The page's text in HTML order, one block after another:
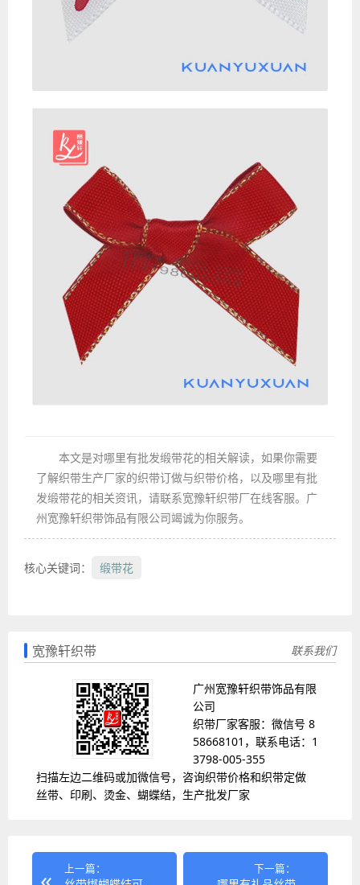
本文是对哪里有批发缎带花的相关解读，如果你需要
了解织带生产厂家的织带订做与织带价格，以及哪里有批
发缎带花的相关资讯，请联系宽豫轩织带厂在线客服。广
州宽豫轩织带饰品有限公司竭诚为你服务。
核心关键词： 缎带花
宽豫轩织带 联系我们
广州宽豫轩织带饰品有限
公司
织带厂家客服：微信号 8
58668101，联系电话：1
3798-005-355
扫描左边二维码或加微信号，咨询织带价格和织带定做
丝带、印刷、烫金、蝴蝶结，生产批发厂家
上一篇： 下一篇：